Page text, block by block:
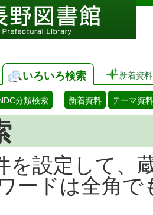
いろいろ検索 新着資料
分類検索 新着資料 テーマ資料
を設定して、
ードは全角